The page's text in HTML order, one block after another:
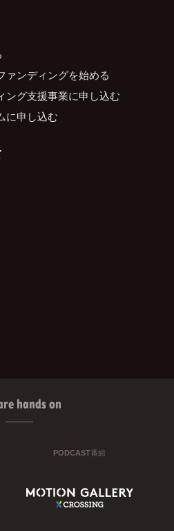
ァンディングを始める
ング支援事業に申し込む
に申し込む
hands on
PODCAST番組